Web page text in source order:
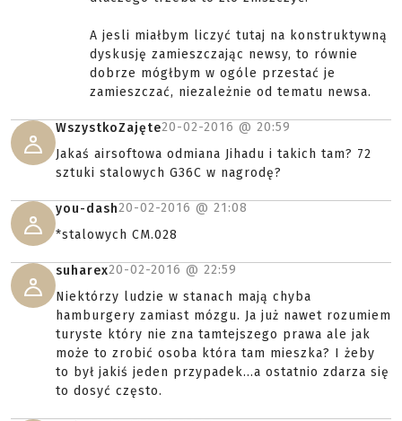
A jesli miałbym liczyć tutaj na konstruktywną
dyskusję zamieszczając newsy, to równie
dobrze mógłbym w ogóle przestać je
zamieszczać, niezależnie od tematu newsa.
WszystkoZajęte20-02-2016 @ 20:59
Jakaś airsoftowa odmiana Jihadu i takich tam? 72
sztuki stalowych G36C w nagrodę?
you-dash20-02-2016 @ 21:08
*stalowych CM.028
suharex20-02-2016 @ 22:59
Niektórzy ludzie w stanach mają chyba
hamburgery zamiast mózgu. Ja już nawet rozumiem
turyste który nie zna tamtejszego prawa ale jak
może to zrobić osoba która tam mieszka? I żeby
to był jakiś jeden przypadek...a ostatnio zdarza się
to dosyć często.